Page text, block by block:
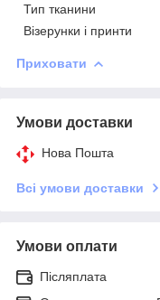
Тип тканини
Візерунки і принти
Приховати
Умови доставки
Нова Пошта
Всі умови доставки
Умови оплати
Післяплата